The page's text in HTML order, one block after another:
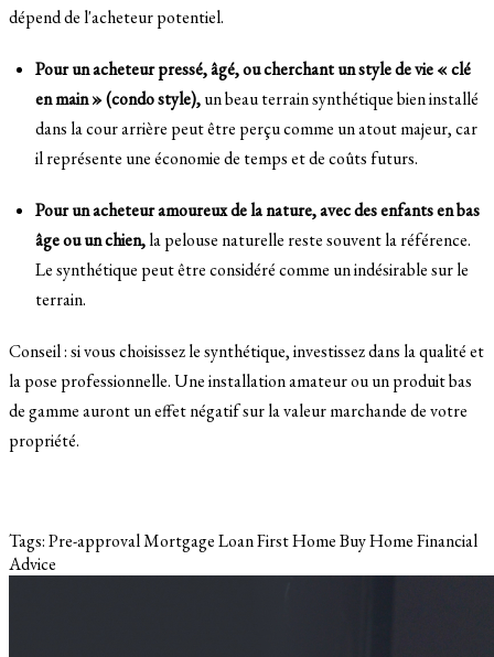
dépend de l'acheteur potentiel.
Pour un acheteur pressé, âgé, ou cherchant un style de vie « clé
en main » (condo style),un beau terrain synthétique bien installé
dans la cour arrière peut être perçu comme un atout majeur, car
il représente une économie de temps et de coûts futurs.
Pour un acheteur amoureux de la nature, avec des enfants en bas
âge ou un chien,la pelouse naturelle reste souvent la référence.
Le synthétique peut être considéré comme un indésirable sur le
terrain.
Conseil : si vous choisissez le synthétique, investissez dans la qualité et
la pose professionnelle. Une installation amateur ou un produit bas
de gamme auront un effet négatif sur la valeur marchande de votre
propriété.
Tags:Pre-approvalMortgage LoanFirst HomeBuy HomeFinancial
Advice